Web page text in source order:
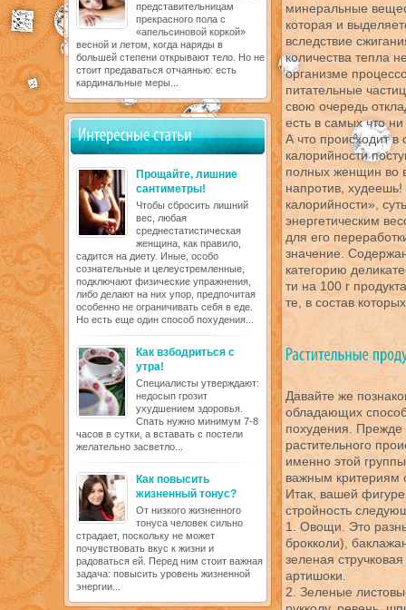
представительницам
прекрасного пола с
«апельсиновой коркой»
весной и летом, когда наряды в
большей степени открывают тело. Но не
стоит предаваться отчаянью: есть
кардинальные меры...
Прощайте, лишние
сантиметры!
Чтобы сбросить лишний
вес, любая
среднестатистическая
женщина, как правило,
садится на диету. Иные, особо
сознательные и целеустремленные,
подключают физические упражнения,
либо делают на них упор, предпочитая
особенно не ограничивать себя в еде.
Но есть еще один способ похудения...
Как взбодриться с
утра!
Специалисты утверждают:
недосып грозит
ухудшением здоровья.
Спать нужно минимум 7-8
часов в сутки, а вставать с постели
желательно засветло...
Как повысить
жизненный тонус?
От низкого жизненного
тонуса человек сильно
страдает, поскольку не может
почувствовать вкус к жизни и
радоваться ей. Перед ним стоит важная
задача: повысить уровень жизненной
энергии...
минеральные
которая и
вследствие
количества тепла
организме
питательные
свою очередь
есть в самых что
А что происходит в
калорийности
полных женщин во
напротив,
калорийности»,
энергетическим
для его
значение.
категорию
ти на 100 г
те, в состав
Давайте же
обладающих
похудения. Прежде
растительного
именно этой
важным критериям
Итак, вашей
стройность
1. Овощи. Это
брокколи),
зеленая
артишоки.
2. Зеленые